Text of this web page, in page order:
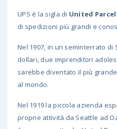
UPS è la sigla di United
di spedizioni più grandi e
Nel 1907, in un seminterrato di
dollari, due imprenditori
sarebbe diventato il più
al mondo.
Nel 1919 la piccola azienda
proprie attività da Seattle ad